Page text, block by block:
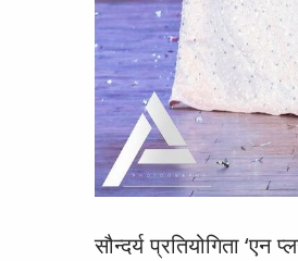
सौन्दर्य प्रतियोगिता